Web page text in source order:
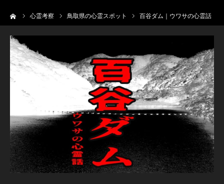
心霊考察 鳥取県の心霊スポット 百谷ダム｜ウワサの心霊話